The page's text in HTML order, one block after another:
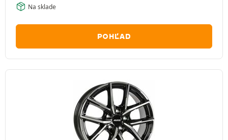
Na sklade
POHĽAD